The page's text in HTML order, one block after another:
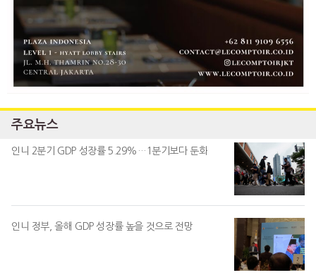
주요뉴스
인니 2분기 GDP 성장률 5.29%…1분기보다 둔화
인니 정부, 올해 GDP 성장률 높을 것으로 전망